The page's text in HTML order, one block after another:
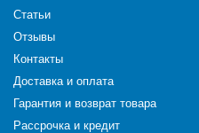
Статьи
Отзывы
Контакты
Доставка и оплата
Гарантия и возврат товара
Рассрочка и кредит